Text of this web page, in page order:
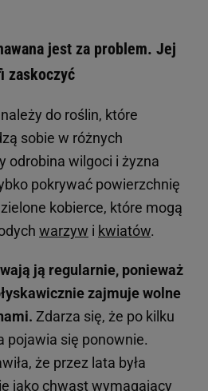
jest za problem. Jej
zaskoczyć
do roślin, które
sobie w różnych
odrobina wilgoci i żyzna
pokrywać powierzchnię
kobierce, które mogą
warzyw i kwiatów.
ją regularnie, ponieważ
zajmuje wolne
Zdarza się, że po kilku
pojawia się ponownie.
że przez lata była
jako chwast wymagający